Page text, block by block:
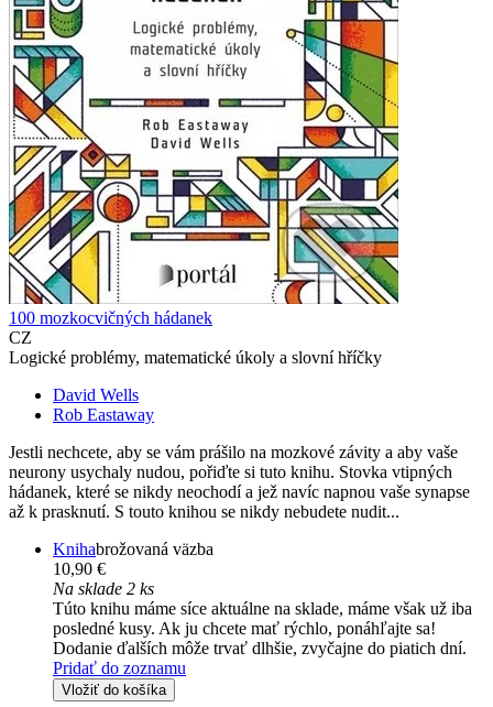
100 mozkocvičných hádanek
CZ
Logické problémy, matematické úkoly a slovní hříčky
David Wells
Rob Eastaway
Jestli nechcete, aby se vám prášilo na mozkové závity a aby vaše
neurony usychaly nudou, pořiďte si tuto knihu. Stovka vtipných
hádanek, které se nikdy neochodí a jež navíc napnou vaše synapse
až k prasknutí. S touto knihou se nikdy nebudete nudit...
Knihabrožovaná väzba
10,90 €
Na sklade 2 ks
Túto knihu máme síce aktuálne na sklade, máme však už iba
posledné kusy. Ak ju chcete mať rýchlo, ponáhľajte sa!
Dodanie ďalších môže trvať dlhšie, zvyčajne do piatich dní.
Pridať do zoznamu
Vložiť do košíka